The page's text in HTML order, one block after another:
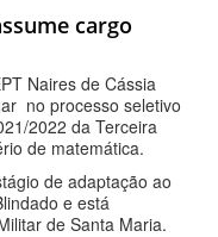
cargo
Naires de Cássia
no processo seletivo
2022 da Terceira
de matemática.
de adaptação ao
e está
de Santa Maria.